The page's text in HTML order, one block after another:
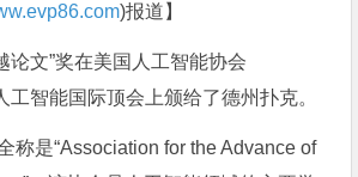
)报道】
论文”奖在美国人工智能协会
工智能国际顶会上颁给了德州扑克。
称是“Association for the Advance of